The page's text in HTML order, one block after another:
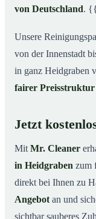
von Deutschland.
Unsere
von der Innenstadt
in ganz Heidgraben
fairer Preisstruktur
Jetzt
Mit Mr. Cleaner
in Heidgraben zum
direkt bei Ihnen zu
Angebot an und
sichtbar sauberes